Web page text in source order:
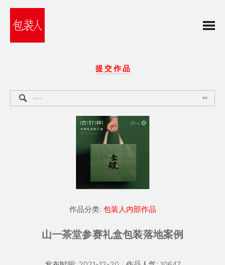
提 交 作 品
搜索
作品分类: 包装人内部作品
山一茶堂参赛礼盒包装落地案例